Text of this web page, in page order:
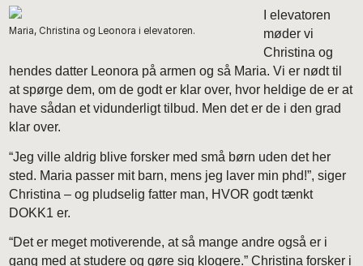
Maria, Christina og Leonora i elevatoren.
I elevatoren
møder vi
Christina og
hendes datter Leonora på armen og så Maria. Vi er nødt til
at spørge dem, om de godt er klar over, hvor heldige de er at
have sådan et vidunderligt tilbud. Men det er de i den grad
klar over.
“Jeg ville aldrig blive forsker med små børn uden det her
sted. Maria passer mit barn, mens jeg laver min phd!”, siger
Christina – og pludselig fatter man, HVOR godt tænkt
DOKK1 er.
“Det er meget motiverende, at så mange andre også er i
gang med at studere og gøre sig klogere.” Christina forsker i